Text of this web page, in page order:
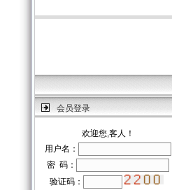
会员登录
欢迎您,客人！
用户名：
密 码：
验证码：